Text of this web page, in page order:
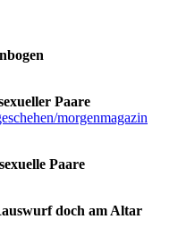
Paare
morgenmagazin
Paare
doch am Altar